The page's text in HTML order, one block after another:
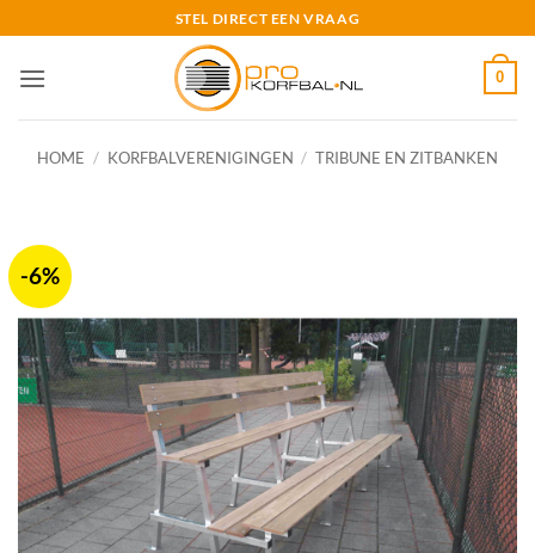
naar
inhoud
STEL DIRECT EEN VRAAG
0
HOME / KORFBALVERENIGINGEN / TRIBUNE EN ZITBANKEN
-6%